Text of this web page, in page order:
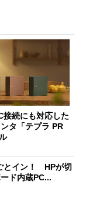
接続にも対応した
タ「テプラ PR
とイン！ HPが切
ド内蔵PC...